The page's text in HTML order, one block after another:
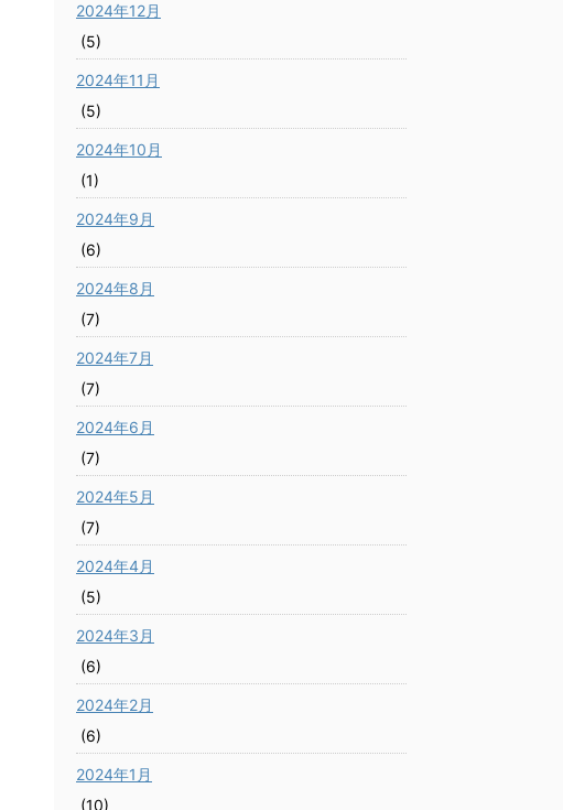
2024年12月
(5)
2024年11月
(5)
2024年10月
(1)
2024年9月
(6)
2024年8月
(7)
2024年7月
(7)
2024年6月
(7)
2024年5月
(7)
2024年4月
(5)
2024年3月
(6)
2024年2月
(6)
2024年1月
(10)